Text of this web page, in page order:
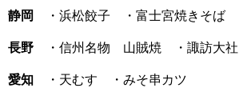
静岡 ・浜松餃子 ・富士宮焼きそば
長野 ・信州名物 山賊焼 ・諏訪大
愛知 ・天むす ・みそ串カツ